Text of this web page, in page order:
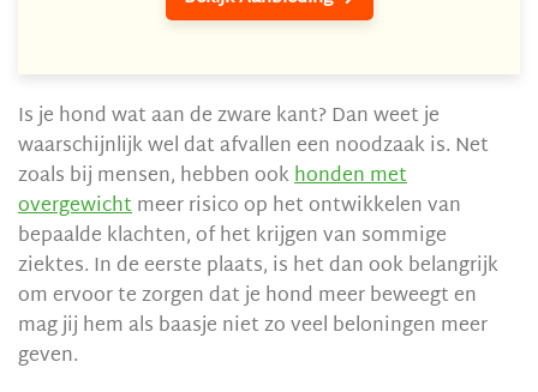
Is je hond wat aan de zware kant? Dan weet je
waarschijnlijk wel dat afvallen een noodzaak is. Net
zoals bij mensen, hebben ookhonden met
overgewichtmeer risico op het ontwikkelen van
bepaalde klachten, of het krijgen van sommige
ziektes. In de eerste plaats, is het dan ook belangrijk
om ervoor te zorgen dat je hond meer beweegt en
mag jij hem als baasje niet zo veel beloningen meer
geven.